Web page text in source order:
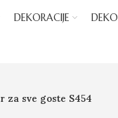
DEKORACIJE
za sve goste S454